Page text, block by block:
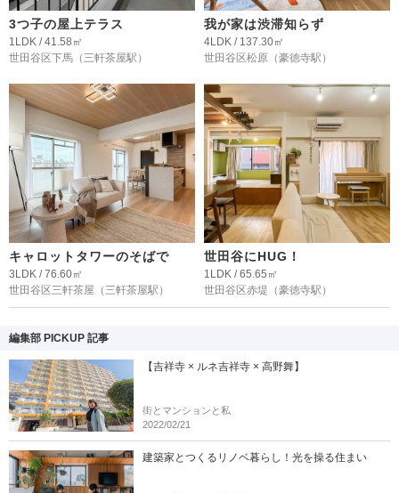
3つ子の屋上テラス
1LDK / 41.58㎡
世田谷区下馬 （三軒茶屋駅）
我が家は渋滞知らず
4LDK / 137.30㎡
世田谷区松原 （豪徳寺駅）
キャロットタワーのそばで
3LDK / 76.60㎡
世田谷区三軒茶屋 （三軒茶屋駅）
世田谷にHUG！
1LDK / 65.65㎡
世田谷区赤堤 （豪徳寺駅）
編集部 PICKUP 記事
【吉祥寺 × ルネ吉祥寺 × 高野舞】
街とマンションと私
2022/02/21
建築家とつくるリノベ暮らし！光を操る住まい